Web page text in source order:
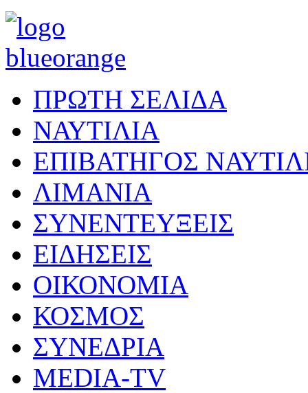
ΠΡΩΤΗ ΣΕΛΙΔΑ
ΝΑΥΤΙΛΙΑ
ΕΠΙΒΑΤΗΓΟΣ
ΛΙΜΑΝΙΑ
ΣΥΝΕΝΤΕΥΞΕΙΣ
ΕΙΔΗΣΕΙΣ
ΟΙΚΟΝΟΜΙΑ
ΚΟΣΜΟΣ
ΣΥΝΕΔΡΙΑ
MEDIA-TV